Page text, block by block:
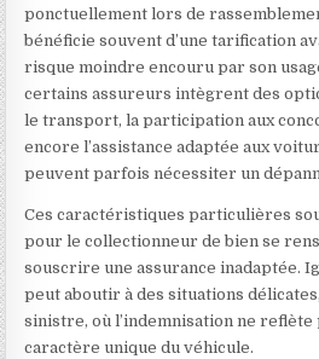
ponctuellement lors de
bénéficie souvent d’une tarification
risque moindre encouru par son
certains assureurs intègrent des
le transport, la participation aux
encore l’assistance adaptée aux
peuvent parfois nécessiter un
Ces caractéristiques particulières
pour le collectionneur de bien se
souscrire une assurance inadaptée.
peut aboutir à des situations
sinistre, où l’indemnisation ne reflète
caractère unique du véhicule.